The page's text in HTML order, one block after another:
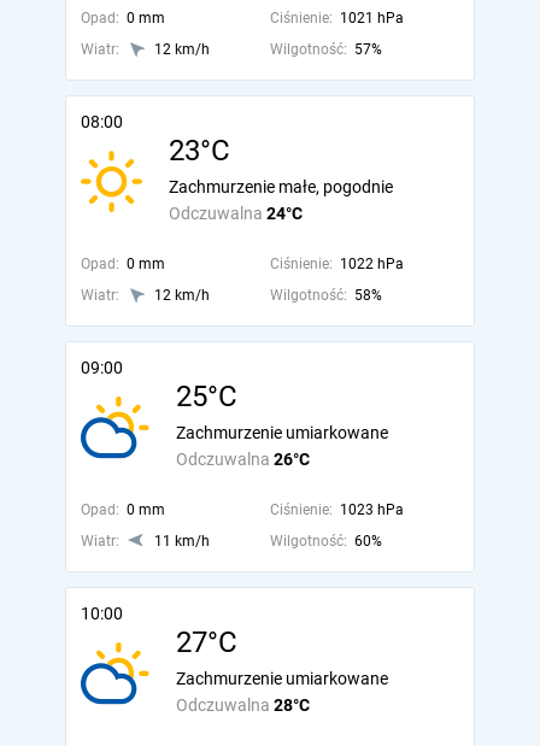
Opad: 0 mm Ciśnienie: 1021 hPa
Wiatr:
12 km/h Wilgotność: 57%
08:00
23°C
Odczuwalna 24°C
Zachmurzenie małe, pogodnie
Opad: 0 mm Ciśnienie: 1022 hPa
Wiatr:
12 km/h Wilgotność: 58%
09:00
25°C
Odczuwalna 26°C
Zachmurzenie umiarkowane
Opad: 0 mm Ciśnienie: 1023 hPa
Wiatr:
11 km/h Wilgotność: 60%
10:00
27°C
Odczuwalna 28°C
Zachmurzenie umiarkowane